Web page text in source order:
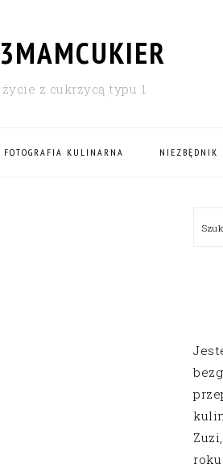
3MAMCUKIER
życie z cukrzycą typu 1
FOTOGRAFIA KULINARNA NIEZBĘDNIK